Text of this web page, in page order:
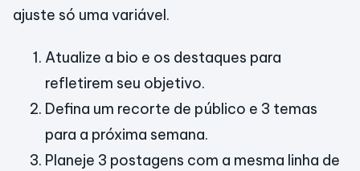
ajuste só uma variável.
Atualize a bio e os destaques para
refletirem seu objetivo.
Defina um recorte de público e 3 temas
para a próxima semana.
Planeje 3 postagens com a mesma linha de